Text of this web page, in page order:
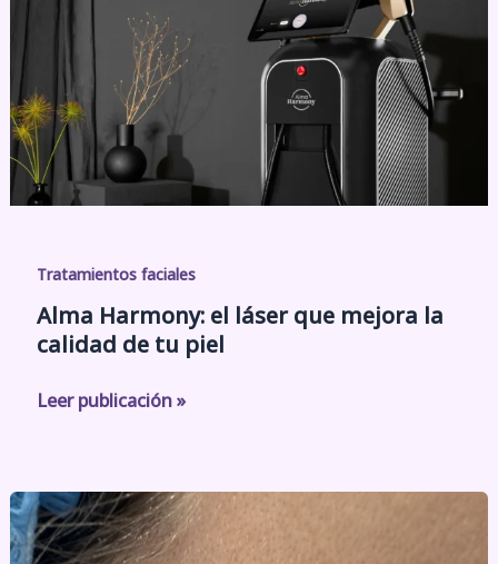
Tratamientos faciales
Alma Harmony: el láser que mejora la
calidad de tu piel
láser
mejora
la
calidad
de
tu
Leer publicación »
Más
allá